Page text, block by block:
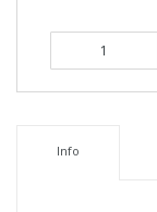
Info